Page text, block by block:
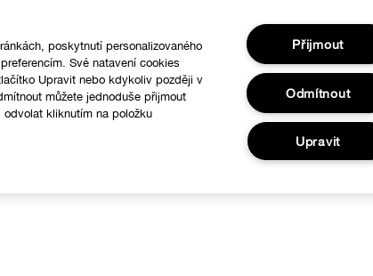
poskytnutí personalizovaného
Své natavení cookies
Upravit nebo kdykoliv později v
můžete jednoduše přijmout
kliknutím na položku
Přijmout
Odmítnout
Upravit